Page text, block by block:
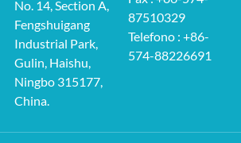
No. 14, Section A,
Fengshuigang
Industrial Park,
Gulin, Haishu,
Ningbo 315177,
China.
87510329
Telefono : +86-
574-88226691